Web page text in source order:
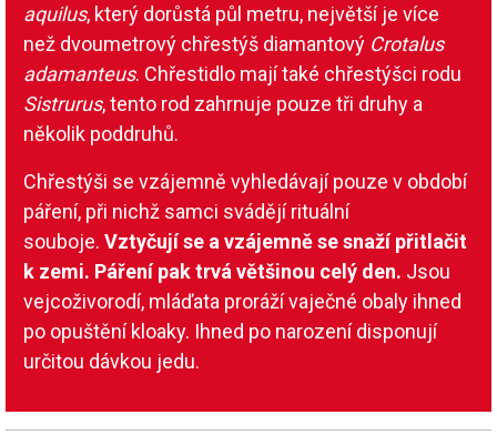
aquilus, který dorůstá půl metru, největší je více
než dvoumetrový chřestýš diamantový Crotalus
adamanteus. Chřestidlo mají také chřestýšci rodu
Sistrurus, tento rod zahrnuje pouze tři druhy a
několik poddruhů.
Chřestýši se vzájemně vyhledávají pouze v období
páření, při nichž samci svádějí rituální
souboje. Vztyčují se a vzájemně se snaží přitlačit
k zemi. Páření pak trvá většinou celý den. Jsou
vejcoživorodí, mláďata proráží vaječné obaly ihned
po opuštění kloaky. Ihned po narození disponují
určitou dávkou jedu.